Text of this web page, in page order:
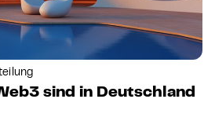
sind in Deutschland